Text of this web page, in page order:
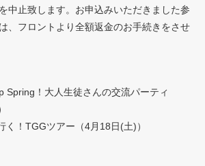
中止致します。お申込みいただきました参
、フロントより全額返金のお手続きをさせ
Spring！大人生徒さんの交流パーティ
く！TGGツアー（4月18日(土)）